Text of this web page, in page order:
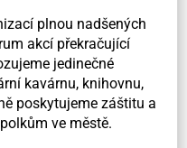
plnou nadšených
akcí překračující
jedinečné
kavárnu, knihovnu,
poskytujeme záštitu a
ve městě.